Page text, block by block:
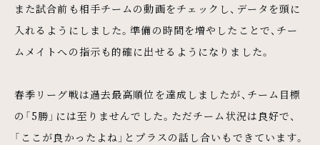
また試合前も相手チームの動画をチェックし、データを頭に
入れるようにしました。準備の時間を増やしたことで、チー
ムメイトへの指示も的確に出せるようになりました。
春季リーグ戦は過去最高順位を達成しましたが、チーム目標
の「5勝」には至りませんでした。ただチーム状況は良好で、
「ここが良かったよね」とプラスの話し合いもできています。